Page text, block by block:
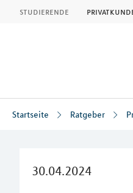
studierende
Startseite Ratgeber
30.04.2024